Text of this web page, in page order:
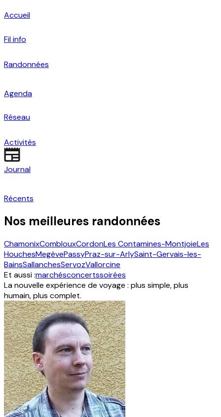
Accueil
Fil info
Randonnées
Agenda
Réseau
Activités
Journal
Récents
Nos meilleures randonnées
ChamonixComblouxCordonLes Contamines-MontjoieLes
HouchesMegèvePassyPraz-sur-ArlySaint-Gervais-les-
BainsSallanchesServozVallorcine
Et aussi :marchésconcertssoirées
La nouvelle expérience de voyage : plus simple, plus
humain, plus complet.